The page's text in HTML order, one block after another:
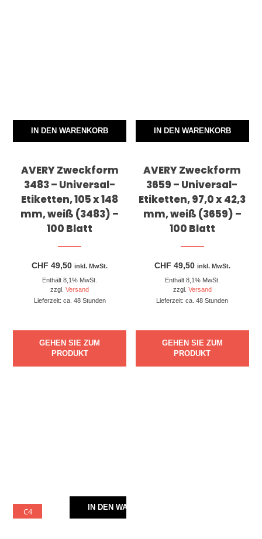
IN DEN WARENKORB
AVERY Zweckform
3483 – Universal-
Etiketten, 105 x 148
mm, weiß (3483) –
100 Blatt
CHF 49,50 inkl. MwSt.
Enthält 8,1% MwSt.
zzgl.Versand
Lieferzeit: ca. 48 Stunden
GEHEN SIE ZUM
PRODUKT
IN DEN WARENKORB
AVERY Zweckform
3659 – Universal-
Etiketten, 97,0 x 42,3
mm, weiß (3659) –
100 Blatt
CHF 49,50 inkl. MwSt.
Enthält 8,1% MwSt.
zzgl. Versand
Lieferzeit: ca. 48 Stunden
GEHEN SIE ZUM
PRODUKT
IN DEN WARENKORB
C4